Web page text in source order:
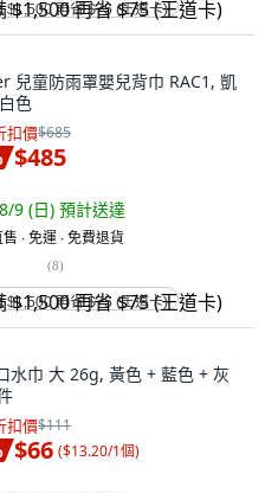
$1,500 再省 $75 (王道卡)
兒童防雨罩嬰兒背巾 RAC1, 凱
色
扣價$685
$485
9 (日) 預計送達
∙ 免運 ∙ 免費退貨
(8)
$1,500 再省 $75 (王道卡)
水巾 大 26g, 黃色 + 藍色 + 灰
扣價$111
$66 ($13.20/1個)